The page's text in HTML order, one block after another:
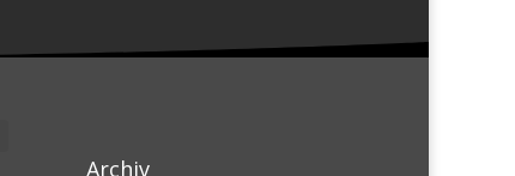
Archiv